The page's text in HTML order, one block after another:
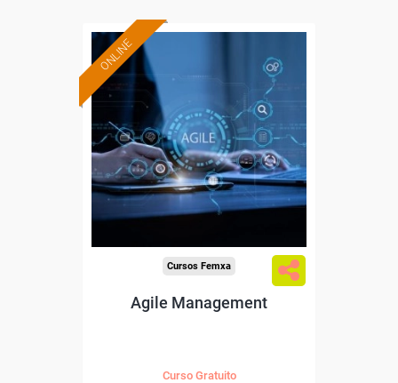
ONLINE
Formación 100%
subvencionada.
Para desempleados,
trabajadores y autónomos.
Sector
-Administración.
Cursos Femxa
Agile Management
Curso Gratuito